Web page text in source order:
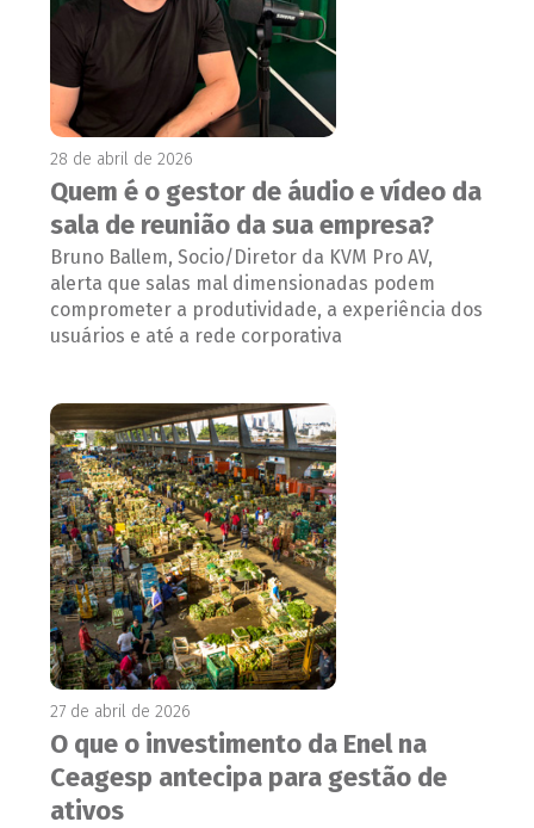
28 de abril de 2026
Quem é o gestor de áudio e vídeo da
sala de reunião da sua empresa?
Bruno Ballem, Socio/Diretor da KVM Pro AV,
alerta que salas mal dimensionadas podem
comprometer a produtividade, a experiência dos
usuários e até a rede corporativa
27 de abril de 2026
O que o investimento da Enel na
Ceagesp antecipa para gestão de
ativos